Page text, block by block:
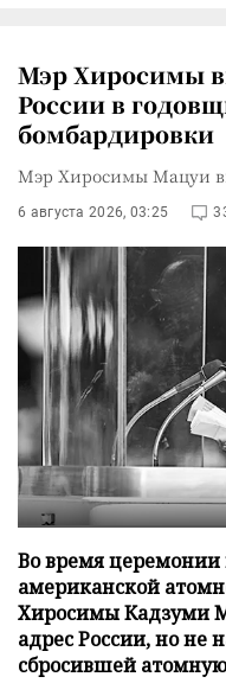
Мэр Хиросимы
России в
бомбардировки
Мэр Хиросимы Мацуи
6 августа 2026, 03:25
Во время
американской
Хиросимы Кадзуми
адрес России, но не
сбросившей